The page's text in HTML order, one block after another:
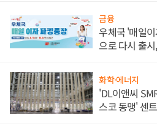
금융
우체국 '매일
으로 다시 출
화학·에너지
'DL이앤씨
스코 동맹' 센